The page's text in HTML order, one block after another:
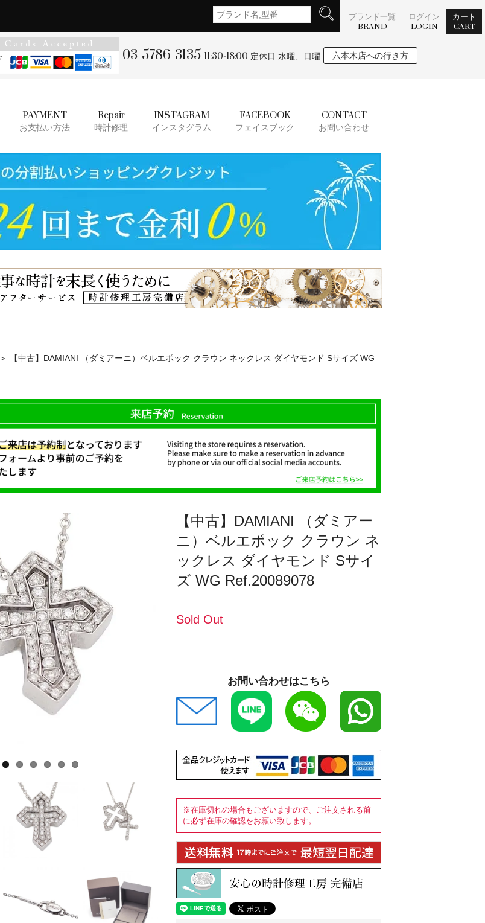
ブランド一覧
BRAND
ログイン
LOGIN
カート
CART
03-5786-3135 11:30-18:00 定休日 水曜、日曜 六本木店への行き方
PAYMENT
お支払い方法
Repair
時計修理
INSTAGRAM
インスタグラム
FACEBOOK
フェイスブック
CONTACT
お問い合わせ
＞ 【中古】DAMIANI （ダミアーニ）ベルエポック クラウン ネックレス ダイヤモンド Sサイズ WG
【中古】DAMIANI （ダミアー
ニ）ベルエポック クラウン ネ
ックレス ダイヤモンド Sサイ
ズ WG Ref.20089078
Sold Out
お問い合わせはこちら
※在庫切れの場合もございますので、ご注文される前
に必ず在庫の確認をお願い致します。